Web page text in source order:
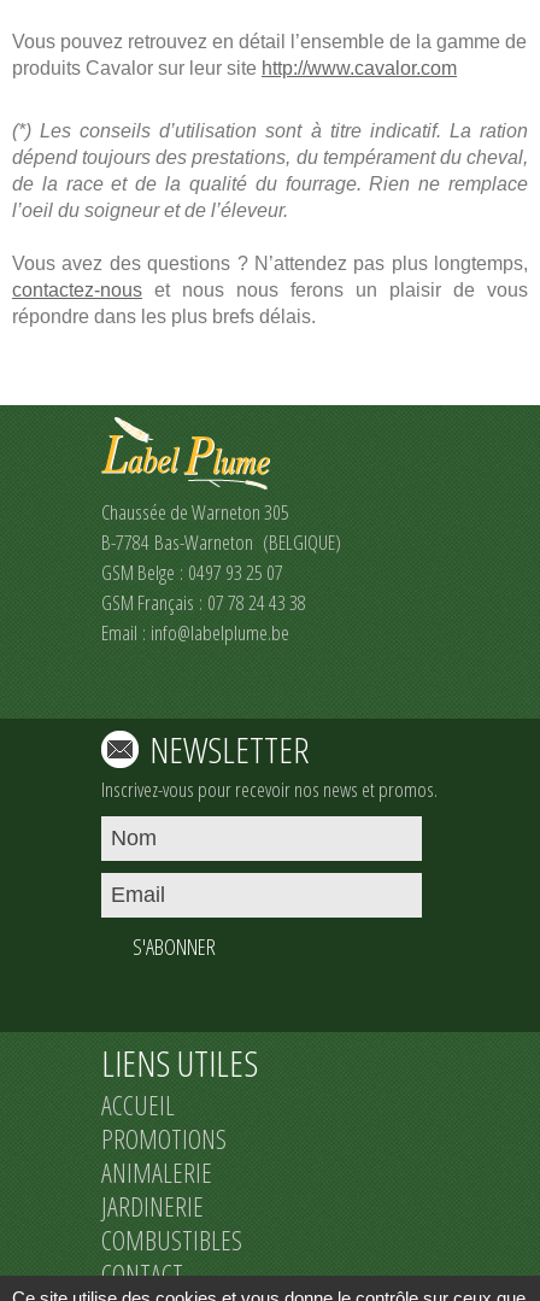
Vous pouvez retrouvez en détail l’ensemble de la gamme de
produits Cavalor sur leur site http://www.cavalor.com
(*) Les conseils d’utilisation sont à titre indicatif. La ration
dépend toujours des prestations, du tempérament du cheval,
de la race et de la qualité du fourrage. Rien ne remplace
l’oeil du soigneur et de l’éleveur.
Vous avez des questions ? N’attendez pas plus longtemps,
contactez-nous et nous nous ferons un plaisir de vous
répondre dans les plus brefs délais.
Chaussée de Warneton 305
B-7784 Bas-Warneton (BELGIQUE)
GSM Belge : 0497 93 25 07
GSM Français : 07 78 24 43 38
Email : info@labelplume.be
NEWSLETTER
Inscrivez-vous pour recevoir nos news et promos.
S'ABONNER
LIENS UTILES
ACCUEIL
PROMOTIONS
ANIMALERIE
JARDINERIE
COMBUSTIBLES
CONTACT